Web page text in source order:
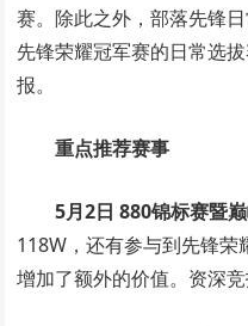
赛。除此之外，部落先锋
先锋荣耀冠军赛的日常选
报。
重点推荐赛事
5月2日 880锦标赛暨
118W，还有参与到先锋
增加了额外的价值。资深